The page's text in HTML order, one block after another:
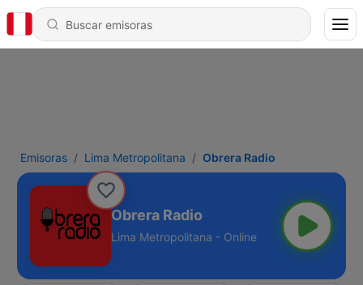
Emisoras Lima Metropolitana Obrera Radio
Obrera Radio
Lima Metropolitana - Online